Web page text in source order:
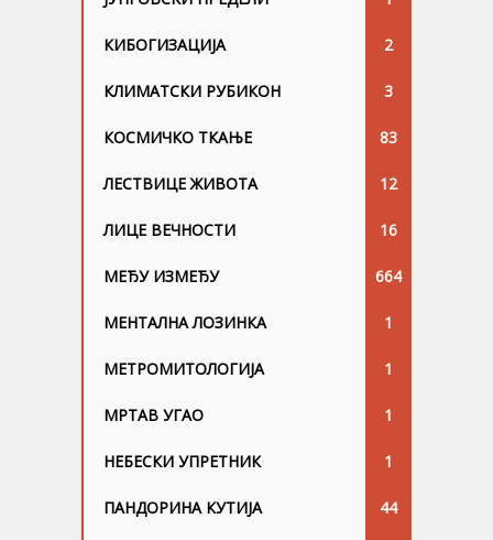
КИБОГИЗАЦИЈА 2
КЛИМАТСКИ РУБИКОН 3
КОСМИЧКО ТКАЊЕ 83
ЛЕСТВИЦЕ ЖИВОТА 12
ЛИЦЕ ВЕЧНОСТИ 16
МЕЂУ ИЗМЕЂУ 664
МЕНТАЛНА ЛОЗИНКА 1
МЕТРОМИТОЛОГИЈА 1
МРТАВ УГАО 1
НЕБЕСКИ УПРЕТНИК 1
ПАНДОРИНА КУТИЈА 44